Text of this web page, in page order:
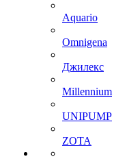
Aquario
Omnigena
Джилекс
Millennium
UNIPUMP
ZOTA